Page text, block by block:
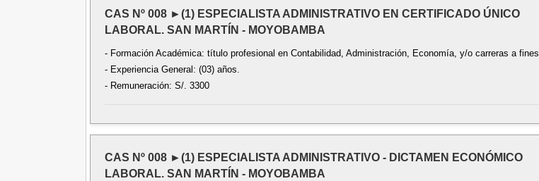
CAS Nº 008 ►(1) ESPECIALISTA ADMINISTRATIVO EN CERTIFICADO ÚNICO
LABORAL. SAN MARTÍN - MOYOBAMBA
- Formación Académica: título profesional en Contabilidad, Administración, Economía, y/o carreras a fines.
- Experiencia General: (03) años.
- Remuneración: S/. 3300
CAS Nº 008 ►(1) ESPECIALISTA ADMINISTRATIVO - DICTAMEN ECONÓMICO
LABORAL. SAN MARTÍN - MOYOBAMBA